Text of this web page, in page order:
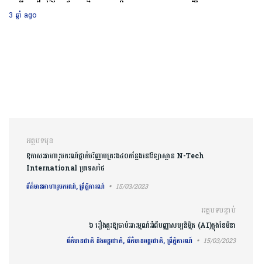
របស់ពិភពលោក
ការ​នាំទិស​ប្រកាស
អត្ថបទមុន
ឱកាសអាហារូបករណ៍ថ្នាក់បរិញ្ញាបត្ររង៤០កន្លែងនៅវិទ្យាស្ថាន N-Tech
International ប្រទេសថៃ
ព័ត៌មានអាហារូបករណ៍, ព្រឹត្តិការណ៍ 15/03/2023
អត្ថបទបន្ទាប់
៦ រឿងគួរឱ្យចាប់អារម្មណ៍អំពីបញ្ញាសប្បនិម្មិត (AI)ក្នុងខែមីនា
ព័ត៌មានជាតិ និងអន្តរជាតិ, ព័ត៌មានអន្តរជាតិ, ព្រឹត្តិការណ៍ 15/03/2023